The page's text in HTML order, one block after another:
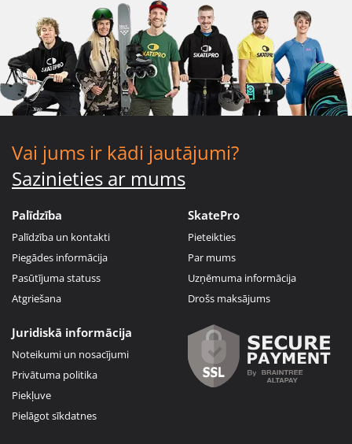
Vai jums ir kādi jautājumi?
Sazinieties ar mums
Palīdzība
Palīdzība un kontakti
Piegādes informācija
Pasūtījuma statuss
Atgriešana
SkatePro
Pieteikties
Par mums
Uzņēmuma informācija
Drošs maksājums
Juridiskā informācija
Noteikumi un nosacījumi
Privātuma politika
Piekļuve
Pielāgot sīkdatnes